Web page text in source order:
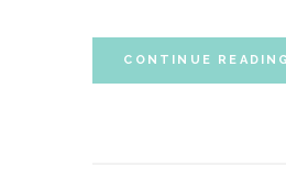
CONTINUE READING